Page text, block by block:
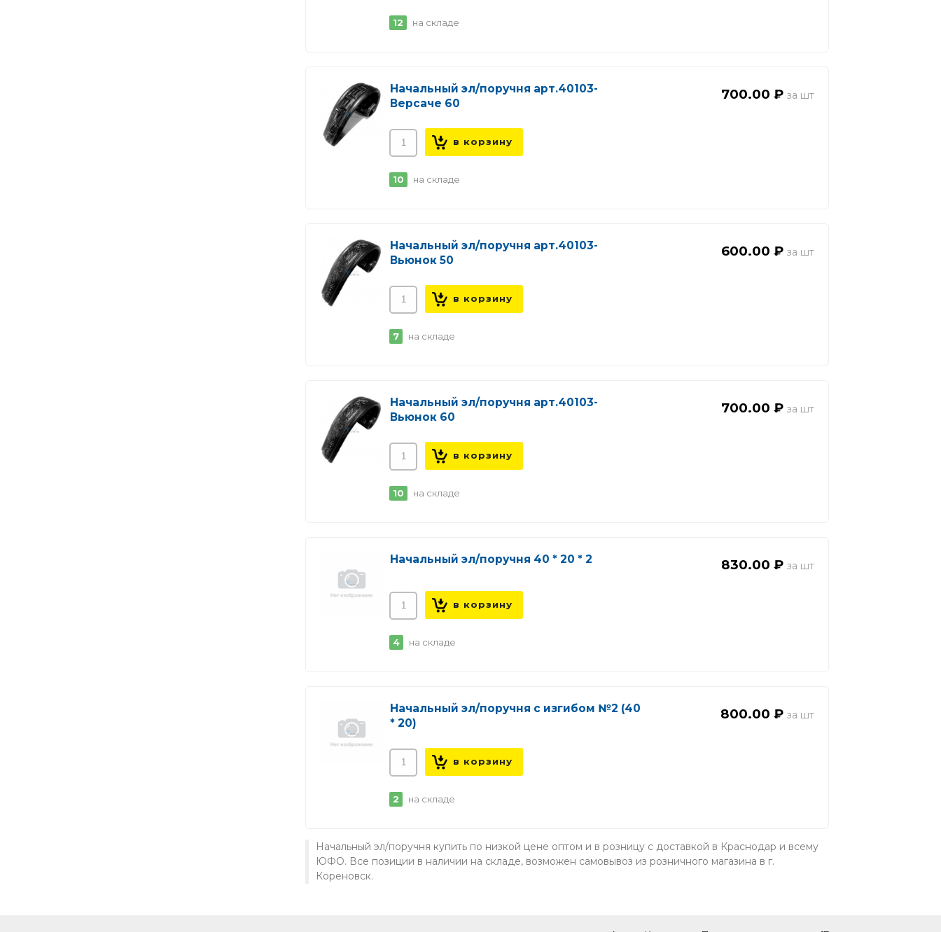
12 на складе
Начальный эл/поручня арт.40103-
Версаче 60
700.00 ₽
10 на складе
Начальный эл/поручня арт.40103-
Вьюнок 50
600.00 ₽
7 на складе
Начальный эл/поручня арт.40103-
Вьюнок 60
700.00 ₽
10 на складе
Начальный эл/поручня 40 * 20 * 2 830.00 ₽
4 на складе
Начальный эл/поручня с изгибом №2 (40
* 20)
800.00 ₽
2 на складе
Начальный эл/поручня купить по низкой цене оптом и в розницу с доставкой в Краснодар и всему
ЮФО. Все позиции в наличии на складе, возможен самовывоз из розничного магазина в г.
Кореновск.